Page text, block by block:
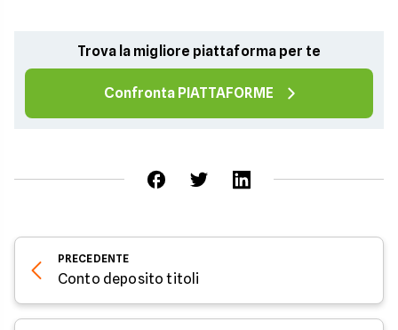
Trova la migliore piattaforma per te
Confronta PIATTAFORME
PRECEDENTE
Conto deposito titoli